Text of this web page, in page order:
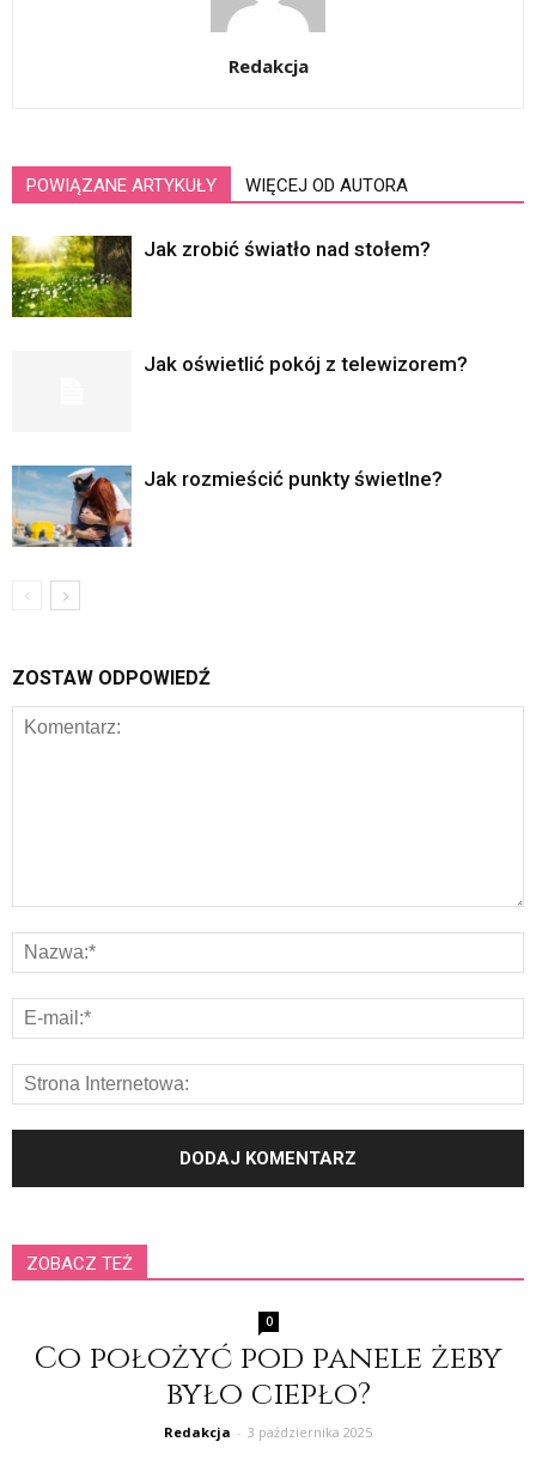
Redakcja
POWIĄZANE ARTYKUŁY WIĘCEJ OD AUTORA
Jak zrobić światło nad stołem?
Jak oświetlić pokój z telewizorem?
Jak rozmieścić punkty świetlne?
ZOSTAW ODPOWIEDŹ
ZOBACZ TEŻ
0
Co położyć pod panele żeby
było ciepło?
Redakcja - 3 października 2025